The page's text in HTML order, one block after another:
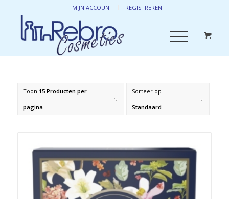
MIJN ACCOUNT REGISTREREN
Sorteer op
Standaard
Toon 15 Producten per
pagina